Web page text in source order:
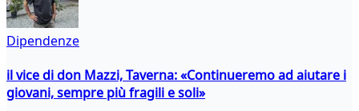
Dipendenze
il vice di don Mazzi, Taverna: «Continueremo ad aiutare i
giovani, sempre più fragili e soli»